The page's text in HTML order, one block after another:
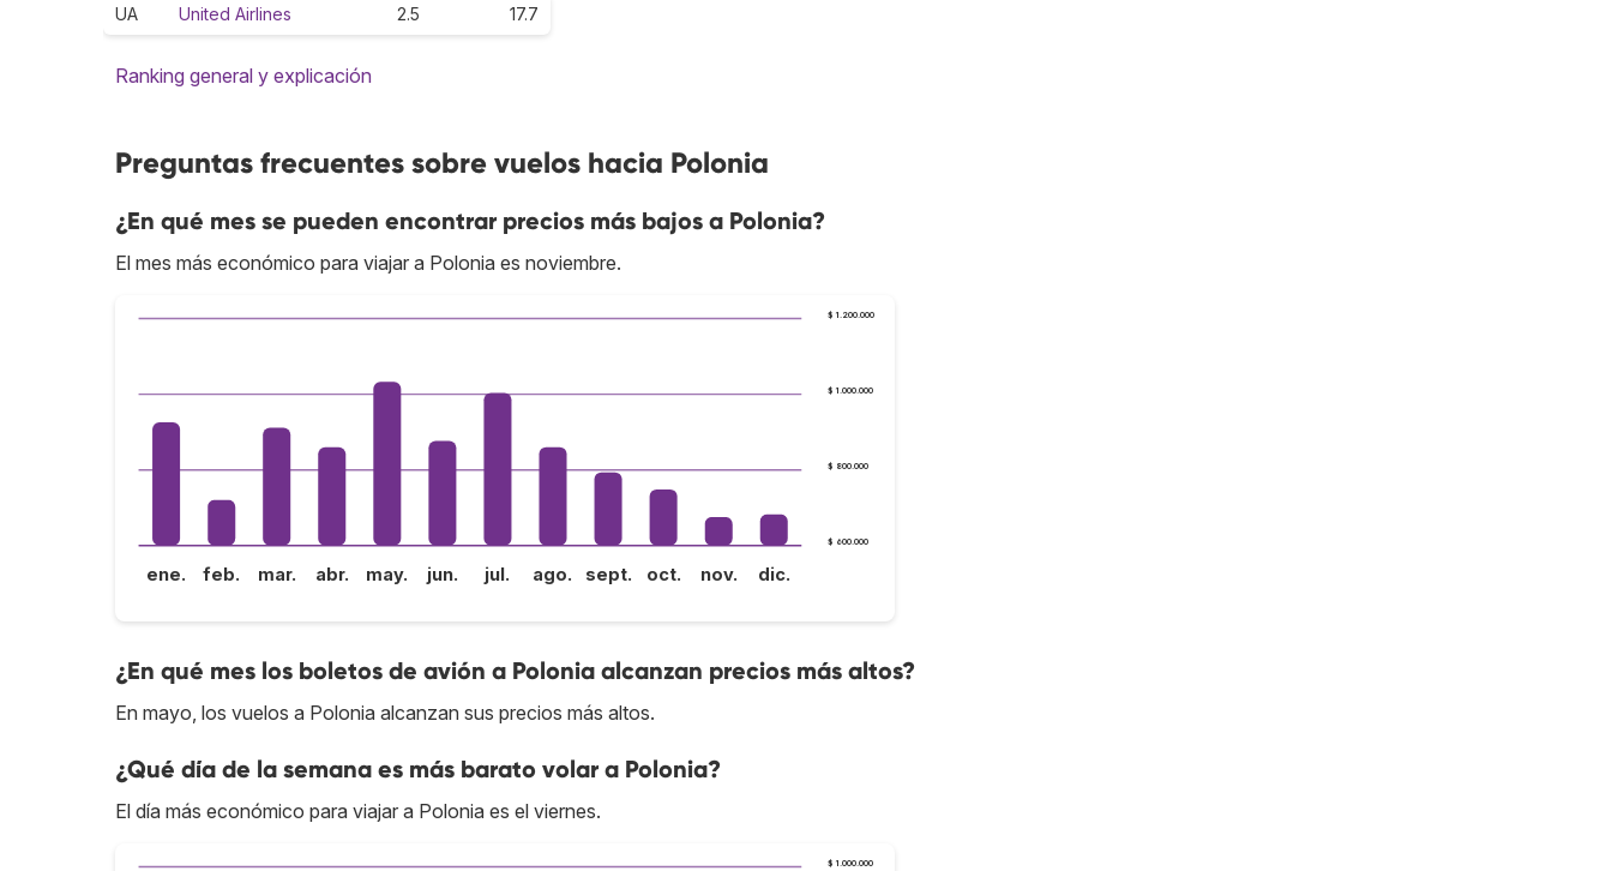
UA United Airlines 2.5 17.7
Ranking general y explicación
Preguntas frecuentes sobre vuelos hacia Polonia
¿En qué mes se pueden encontrar precios más bajos a Polonia?
El mes más económico para viajar a Polonia es noviembre.
$ 600.000
$ 800.000
$ 1.000.000
$ 1.200.000
ene. feb. mar. abr. may. jun. jul. ago. sept. oct. nov. dic.
¿En qué mes los boletos de avión a Polonia alcanzan precios más altos?
En mayo, los vuelos a Polonia alcanzan sus precios más altos.
¿Qué día de la semana es más barato volar a Polonia?
El día más económico para viajar a Polonia es el viernes.
$ 1.000.000